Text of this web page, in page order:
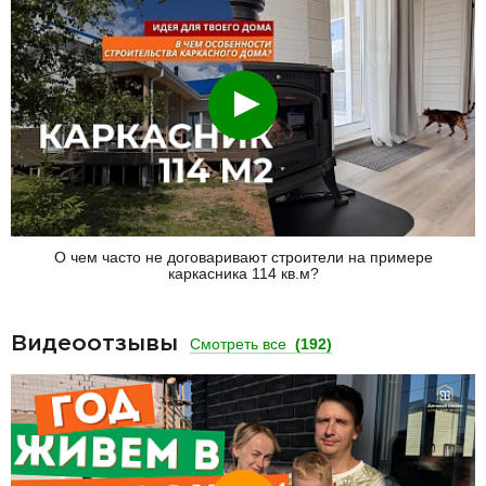
Смотреть
О чем часто не договаривают строители на примере
каркасника 114 кв.м?
Видеоотзывы Смотреть все (192)